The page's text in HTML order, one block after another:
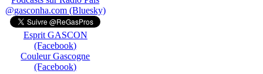
@gasconha.com (Bluesky)
Esprit GASCON
(Facebook)
Couleur Gascogne
(Facebook)